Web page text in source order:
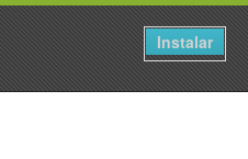
Instalar